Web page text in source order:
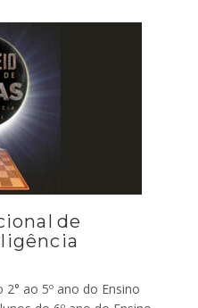
de
ao 5º ano do Ensino